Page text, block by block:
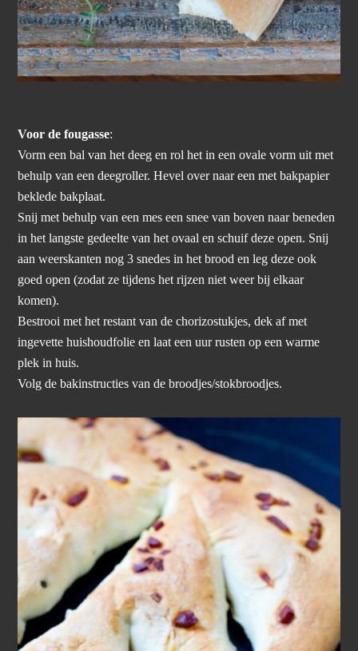
Voor de fougasse:
Vorm een bal van het deeg en rol het in een ovale vorm uit met
behulp van een deegroller. Hevel over naar een met bakpapier
beklede bakplaat.
Snij met behulp van een mes een snee van boven naar beneden
in het langste gedeelte van het ovaal en schuif deze open. Snij
aan weerskanten nog 3 snedes in het brood en leg deze ook
goed open (zodat ze tijdens het rijzen niet weer bij elkaar
komen).
Bestrooi met het restant van de chorizostukjes, dek af met
ingevette huishoudfolie en laat een uur rusten op een warme
plek in huis.
Volg de bakinstructies van de broodjes/stokbroodjes.